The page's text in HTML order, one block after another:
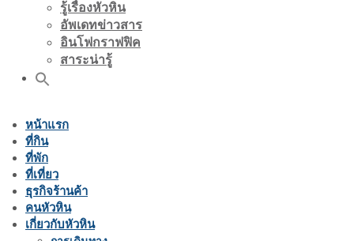
รู้เรื่องหัวหิน
อัพเดทข่าวสาร
อินโฟกราฟฟิค
สาระน่ารู้
หน้าแรก
ที่กิน
ที่พัก
ที่เที่ยว
ธุรกิจร้านค้า
คนหัวหิน
เกี่ยวกับหัวหิน